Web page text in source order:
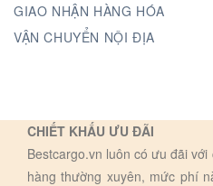
GIAO NHẬN HÀNG HÓA
VẬN CHUYỂN NỘI ĐỊA
CHIẾT KHẤU ƯU ĐÃI
Bestcargo.vn luôn có ưu đãi
hàng thường xuyên, mức phí